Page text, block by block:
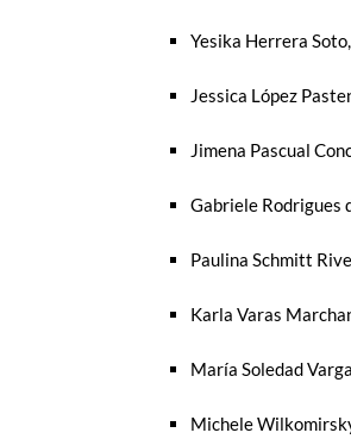
Yesika Herrera
Jessica López
Jimena Pascual
Gabriele Rodrigues
Paulina Schmitt
Karla Varas
María Soledad
Michele